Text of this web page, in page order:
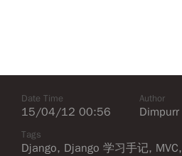
Date Time
15/04/12 00:56
Author
Dimpurr
Tags
Django, Django 学习手记, MVC,